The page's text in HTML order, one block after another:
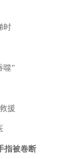
时
噬”
援
指被卷断